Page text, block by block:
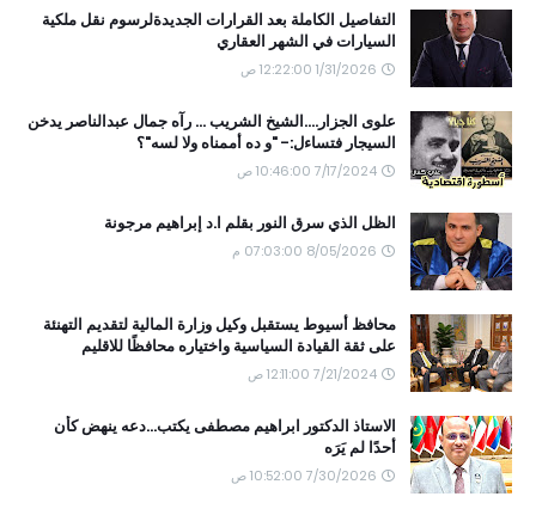
التفاصيل الكاملة بعد القرارات الجديدةلرسوم نقل ملكية
السيارات في الشهر العقاري
1/31/2026 12:22:00 ص
علوى الجزار....الشيخ الشريب ... رآه جمال عبدالناصر يدخن
السيجار فتساءل:- "و ده أممناه ولا لسه"؟
7/17/2024 10:46:00 ص
الظل الذي سرق النور بقلم ا.د إبراهيم مرجونة
8/05/2026 07:03:00 م
محافظ أسيوط يستقبل وكيل وزارة المالية لتقديم التهنئة
على ثقة القيادة السياسية واختياره محافظًا للاقليم
7/21/2024 12:11:00 ص
الاستاذ الدكتور ابراهيم مصطفى يكتب...دعه ينهض كأن
أحدًا لم يَرَه
7/30/2026 10:52:00 ص